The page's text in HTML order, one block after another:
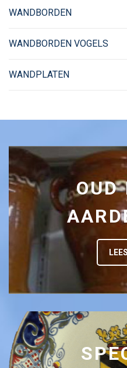
WANDBORDEN
WANDBORDEN VOGELS
WANDPLATEN
OUD